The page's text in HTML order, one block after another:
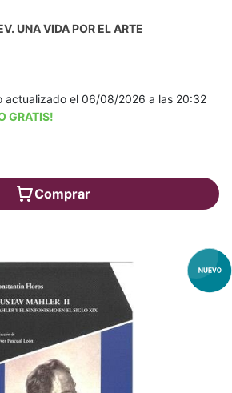
UNA VIDA POR EL ARTE
actualizado el 06/08/2026 a las 20:32
GRATIS!
Comprar